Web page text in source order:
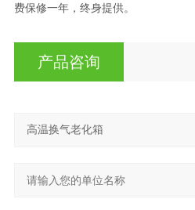
费保修一年，终身提供。
产品咨询